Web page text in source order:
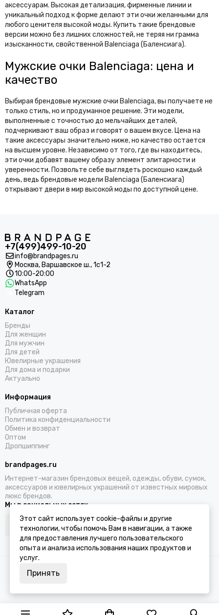
аксессуарам. Высокая детализация, фирменные линии и
уникальный подход к форме делают эти очки желанными для
любого ценителя высокой моды. Купить такие брендовые
версии можно без лишних сложностей, не теряя ни грамма
изысканности, свойственной Balenciaga (Баленсиага).
Мужские очки Balenciaga: цена и
качество
Выбирая брендовые мужские очки Balenciaga, вы получаете не
только стиль, но и продуманное решение. Эти модели,
выполненные с точностью до мельчайших деталей,
подчеркивают ваш образ и говорят о вашем вкусе. Цена на
такие аксессуары значительно ниже, но качество остается
на высшем уровне. Независимо от того, где вы находитесь,
эти очки добавят вашему образу элемент элитарности и
уверенности. Позвольте себе выглядеть роскошно каждый
день, ведь брендовые модели Balenciaga (Баленсиага)
открывают двери в мир высокой моды по доступной цене.
+7(499)499-10-20
info@brandpages.ru
Москва,Варшавское ш., 1с1-2
10:00-20:00
WhatsApp
Telegram
Каталог
Бренды
Для женщин
Для мужчин
Для детей
Ювелирные украшения
Для дома и подарки
Актуально
Информация
Публичная оферта
Политика конфиденциальности
Обмен и возврат
Оптом
Дропшиппинг
brandpages.ru
Интернет-магазин брендовых вещей, одежды, обуви, сумок,
аксессуаров и ювелирных украшений от известных мировых
люкс брендов.
Мы в социальных сетях
Этот сайт использует cookie-файлы и другие
технологии, чтобы помочь Вам в навигации, а также
для предоставления лучшего пользовательского
опыта и анализа использования наших продуктов и
услуг.
Принять